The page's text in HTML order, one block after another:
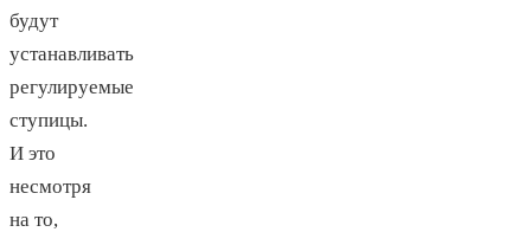
будут
устанавливать
регулируемые
ступицы.
И это
несмотря
на то,